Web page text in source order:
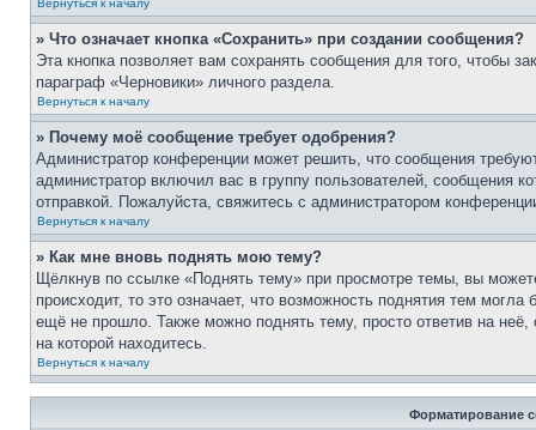
Вернуться к началу
» Что означает кнопка «Сохранить» при создании сообщения?
Эта кнопка позволяет вам сохранять сообщения для того, чтобы
параграф «Черновики» личного раздела.
Вернуться к началу
» Почему моё сообщение требует одобрения?
Администратор конференции может решить, что сообщения
администратор включил вас в группу пользователей, сообщения
отправкой. Пожалуйста, свяжитесь с администратором
Вернуться к началу
» Как мне вновь поднять мою тему?
Щёлкнув по ссылке «Поднять тему» при просмотре темы, вы
происходит, то это означает, что возможность поднятия тем
ещё не прошло. Также можно поднять тему, просто ответив на
на которой находитесь.
Вернуться к началу
Форматирование